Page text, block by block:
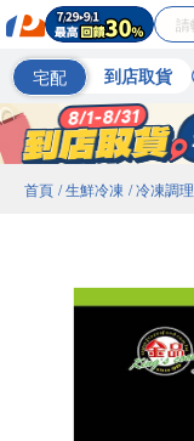
宅配 到店取貨
首頁 / 生鮮冷凍 / 冷凍調理